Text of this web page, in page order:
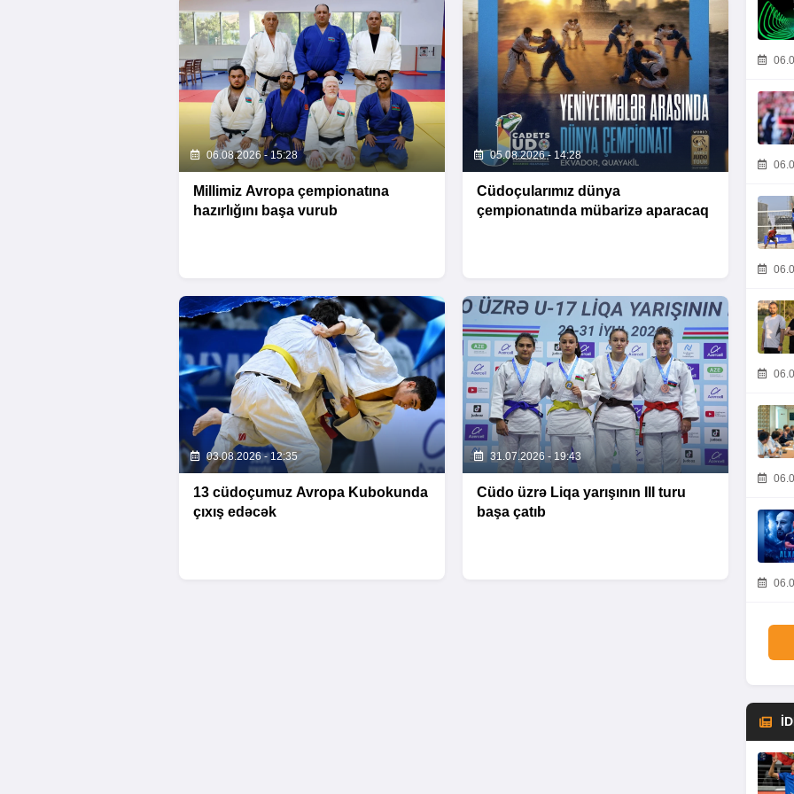
06.08.2026 - 15:28
Millimiz Avropa çempionatına
hazırlığını başa vurub
05.08.2026 - 14:28
Cüdoçularımız dünya
çempionatında mübarizə aparacaq
03.08.2026 - 12:35
13 cüdoçumuz Avropa Kubokunda
çıxış edəcək
31.07.2026 - 19:43
Cüdo üzrə Liqa yarışının III turu
başa çatıb